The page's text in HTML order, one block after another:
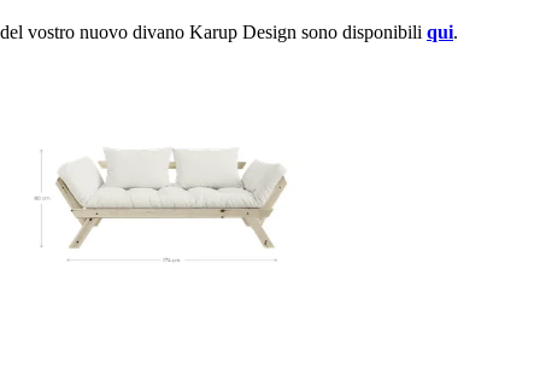
del vostro nuovo divano Karup Design sono disponibili qui.